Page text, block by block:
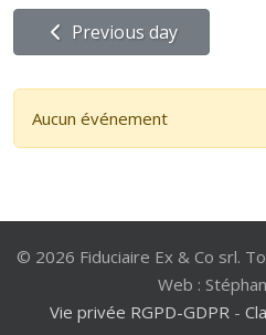
Previous day
Aucun événement
© 2026 Fiduciaire Ex & Co srl.
Web :
Vie privée RGPD-GDPR -